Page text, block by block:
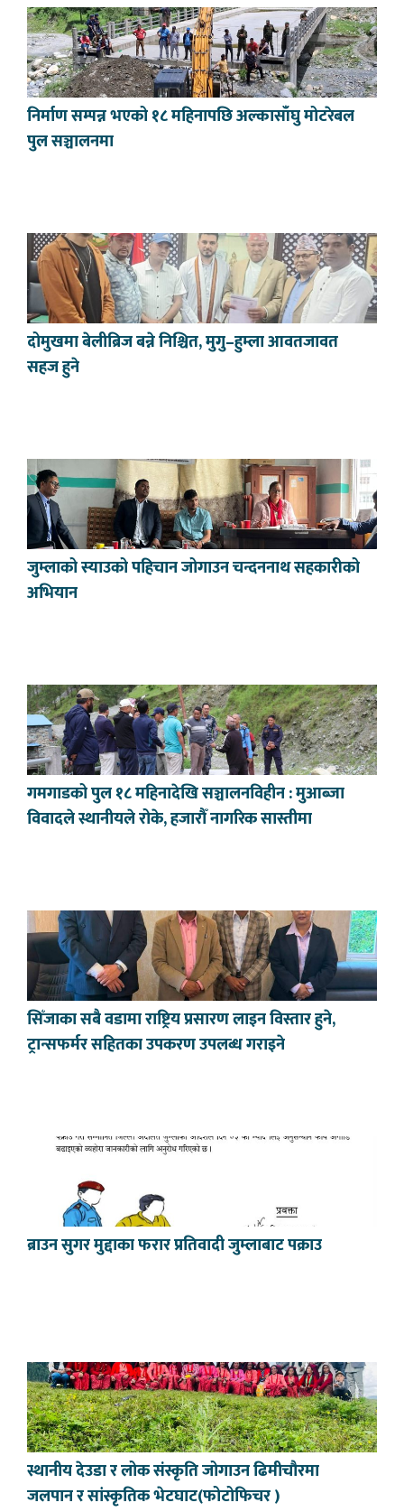
निर्माण सम्पन्न भएको १८ महिनापछि अल्कासाँघु मोटरेबल
पुल सञ्चालनमा
दोमुखमा बेलीब्रिज बन्ने निश्चित, मुगु–हुम्ला आवतजावत
सहज हुने
जुम्लाको स्याउको पहिचान जोगाउन चन्दननाथ सहकारीको
अभियान
गमगाडको पुल १८ महिनादेखि सञ्चालनविहीन : मुआब्जा
विवादले स्थानीयले रोके, हजारौँ नागरिक सास्तीमा
सिँजाका सबै वडामा राष्ट्रिय प्रसारण लाइन विस्तार हुने,
ट्रान्सफर्मर सहितका उपकरण उपलब्ध गराइने
ब्राउन सुगर मुद्दाका फरार प्रतिवादी जुम्लाबाट पक्राउ
स्थानीय देउडा र लोक संस्कृति जोगाउन ढिमीचौरमा
जलपान र सांस्कृतिक भेटघाट(फोटोफिचर )